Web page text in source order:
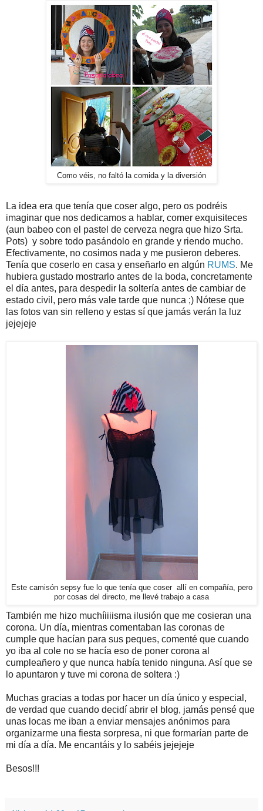
Como véis, no faltó la comida y la diversión
La idea era que tenía que coser algo, pero os podréis
imaginar que nos dedicamos a hablar, comer exquisiteces
(aun babeo con el pastel de cerveza negra que hizo Srta.
Pots) y sobre todo pasándolo en grande y riendo mucho.
Efectivamente, no cosimos nada y me pusieron deberes.
Tenía que coserlo en casa y enseñarlo en algún RUMS. Me
hubiera gustado mostrarlo antes de la boda, concretamente
el día antes, para despedir la soltería antes de cambiar de
estado civil, pero más vale tarde que nunca ;) Nótese que
las fotos van sin relleno y estas sí que jamás verán la luz
jejejeje
Este camisón sepsy fue lo que tenía que coser allí en compañía, pero
por cosas del directo, me llevé trabajo a casa
También me hizo muchíiiiisma ilusión que me cosieran una
corona. Un día, mientras comentaban las coronas de
cumple que hacían para sus peques, comenté que cuando
yo iba al cole no se hacía eso de poner corona al
cumpleañero y que nunca había tenido ninguna. Así que se
lo apuntaron y tuve mi corona de soltera :)
Muchas gracias a todas por hacer un día único y especial,
de verdad que cuando decidí abrir el blog, jamás pensé que
unas locas me iban a enviar mensajes anónimos para
organizarme una fiesta sorpresa, ni que formarían parte de
mi día a día. Me encantáis y lo sabéis jejejeje
Besos!!!